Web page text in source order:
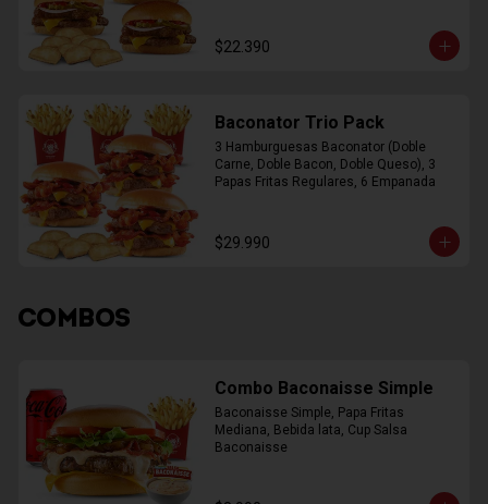
$22.390
Baconator Trio Pack
3 Hamburguesas Baconator (Doble
Carne, Doble Bacon, Doble Queso), 3
Papas Fritas Regulares, 6 Empanada
$29.990
COMBOS
Combo Baconaisse Simple
Baconaisse Simple, Papa Fritas
Mediana, Bebida lata, Cup Salsa
Baconaisse